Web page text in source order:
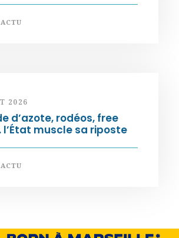
2026
d’azote, rodéos, free
muscle sa riposte